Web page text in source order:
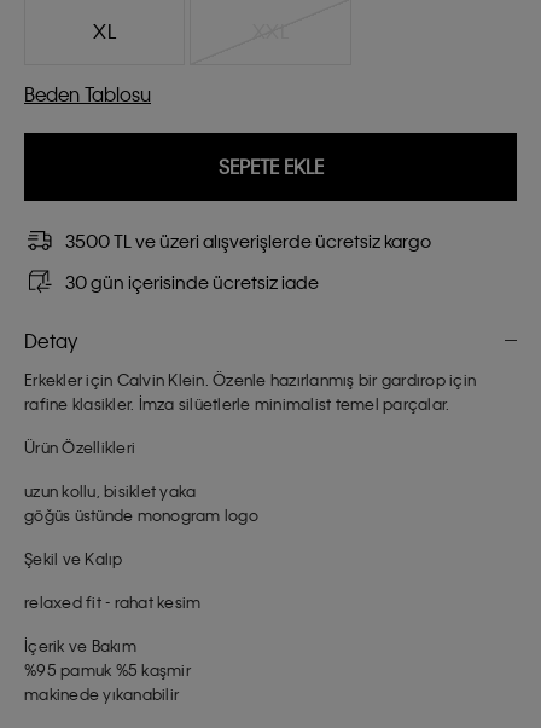
XL
Beden Tablosu
SEPETE EKLE
3500 TL ve üzeri alışverişlerde ücretsiz kargo
30 gün içerisinde ücretsiz iade
Detay
Erkekler için Calvin Klein. Özenle hazırlanmış bir gardırop için
rafine klasikler. İmza silüetlerle minimalist temel parçalar.
Ürün Özellikleri
uzun kollu, bisiklet yaka
göğüs üstünde monogram logo
Şekil ve Kalıp
relaxed fit - rahat kesim
İçerik ve Bakım
%95 pamuk %5 kaşmir
makinede yıkanabilir